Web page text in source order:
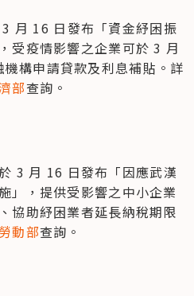
月 16 日發布「資金紓困振
受疫情影響之企業可於 3 月
構申請貸款及利息補貼。詳
部查詢。
3 月 16 日發布「因應武漢
」，提供受影響之中小企業
協助紓困業者延長納稅期限
動部查詢。